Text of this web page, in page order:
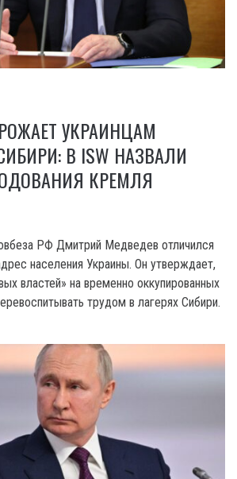
УКРАИНЦАМ
В ISW НАЗВАЛИ
КРЕМЛЯ
РФ Дмитрий Медведев отличился
населения Украины. Он утверждает,
властей» на временно оккупированных
трудом в лагерях Сибири.